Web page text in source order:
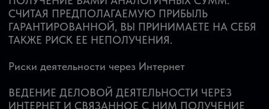
ВСЕ ПРОДУКТЫ И УСЛУГИ НАШЕЙ КОМПАНИИ
ПРЕДНАЗНАЧЕНЫ ИСКЛЮЧИТЕЛЬНО ДЛЯ
ИСПОЛЬЗОВАНИЯ В ОБРАЗОВАТЕЛЬНЫХ ИЛИ
ОЗНАКОМИТЕЛЬНЫХ ЦЕЛЯХ, ПОДЛЕЖАТ
ИСПОЛЬЗОВАНИЮ С ОСТОРОЖНОСТЬЮ И
ПРОФЕССИОНАЛОВ. ДО НАЧАЛА
ДЕЯТЕЛЬНОСТИ НА ОСНОВЕ ДАННОЙ ИЛИ
ИНОЙ ИНФОРМАЦИИ НЕОБХОДИМА
КОНСУЛЬТАЦИЯ БУХГАЛТЕРА, ЮРИСТА ИЛИ
ПРОФЕССИОНАЛЬНОГО КОНСУЛЬТАНТА.